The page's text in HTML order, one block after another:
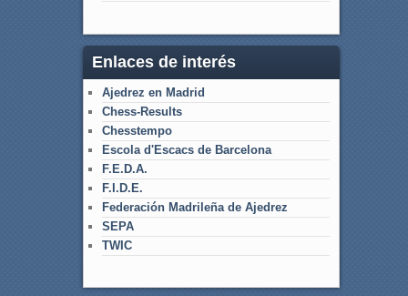
Enlaces de interés
Ajedrez en Madrid
Chess-Results
Chesstempo
Escola d'Escacs de Barcelona
F.E.D.A.
F.I.D.E.
Federación Madrileña de Ajedrez
SEPA
TWIC